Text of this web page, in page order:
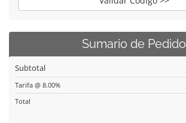
Sumario de Pedido
Subtotal
Tarifa @ 8.00%
Total